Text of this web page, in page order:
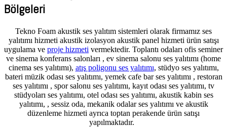
Bölgeleri
Tekno Foam akustik ses yalıtım sistemleri olarak firmamız ses
yalıtımı hizmeti akustik izolasyon akustik panel hizmeti ürün satışı
uygulama ve proje hizmeti vermektedir. Toplantı odaları ofis seminer
ve sinema konferans salonları , ev sinema salonu ses yalıtımı (home
cinema ses yalıtımı), atış poligonu ses yalıtımı, stüdyo ses yalıtımı,
bateri müzik odası ses yalıtımı, yemek cafe bar ses yalıtımı , restoran
ses yalıtımı , spor salonu ses yalıtımı, kayıt odası ses yalıtımı, tv
stüdyoları ses yalıtımı, otel odası ses yalıtımı, akustik kabin ses
yalıtımı, , sessiz oda, mekanik odalar ses yalıtımı ve akustik
düzenleme hizmeti ayrıca toptan perakende ürün satışı
yapılmaktadır.